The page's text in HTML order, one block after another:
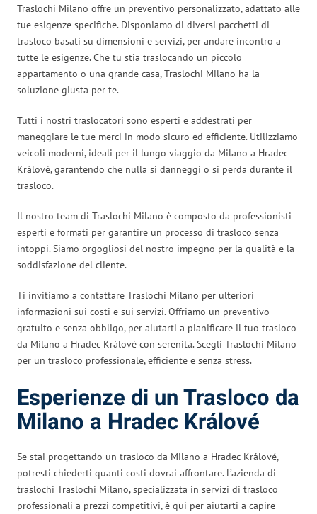
Traslochi Milano offre un preventivo personalizzato, adattato alle
tue esigenze specifiche. Disponiamo di diversi pacchetti di
trasloco basati su dimensioni e servizi, per andare incontro a
tutte le esigenze. Che tu stia traslocando un piccolo
appartamento o una grande casa, Traslochi Milano ha la
soluzione giusta per te.
Tutti i nostri traslocatori sono esperti e addestrati per
maneggiare le tue merci in modo sicuro ed efficiente. Utilizziamo
veicoli moderni, ideali per il lungo viaggio da Milano a Hradec
Králové, garantendo che nulla si danneggi o si perda durante il
trasloco.
Il nostro team di Traslochi Milano è composto da professionisti
esperti e formati per garantire un processo di trasloco senza
intoppi. Siamo orgogliosi del nostro impegno per la qualità e la
soddisfazione del cliente.
Ti invitiamo a contattare Traslochi Milano per ulteriori
informazioni sui costi e sui servizi. Offriamo un preventivo
gratuito e senza obbligo, per aiutarti a pianificare il tuo trasloco
da Milano a Hradec Králové con serenità. Scegli Traslochi Milano
per un trasloco professionale, efficiente e senza stress.
Esperienze di un Trasloco da
Milano a Hradec Králové
Se stai progettando un trasloco da Milano a Hradec Králové,
potresti chiederti quanti costi dovrai affrontare. L’azienda di
traslochi Traslochi Milano, specializzata in servizi di trasloco
professionali a prezzi competitivi, è qui per aiutarti a capire